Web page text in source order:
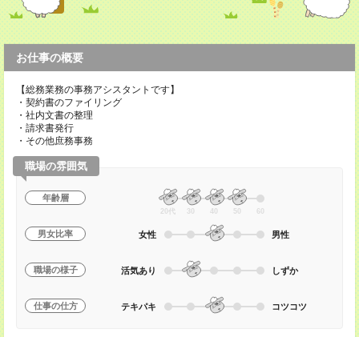
お仕事の概要
【総務業務の事務アシスタントです】
・契約書のファイリング
・社内文書の整理
・請求書発行
・その他庶務事務
職場の雰囲気
年齢層
20代 30 40 50 60
男女比率 女性 男性
職場の様子 活気あり しずか
仕事の仕方 テキパキ コツコツ